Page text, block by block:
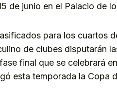
de junio en el Palacio de
para los cuartos
de clubes disputarán
final que se celebrará
esta temporada la Copa